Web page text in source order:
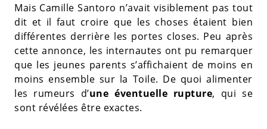
Mais Camille Santoro n’avait visiblement pas tout
dit et il faut croire que les choses étaient bien
différentes derrière les portes closes. Peu après
cette annonce, les internautes ont pu remarquer
que les jeunes parents s’affichaient de moins en
moins ensemble sur la Toile. De quoi alimenter
les rumeurs d’une éventuelle rupture, qui se
sont révélées être exactes.